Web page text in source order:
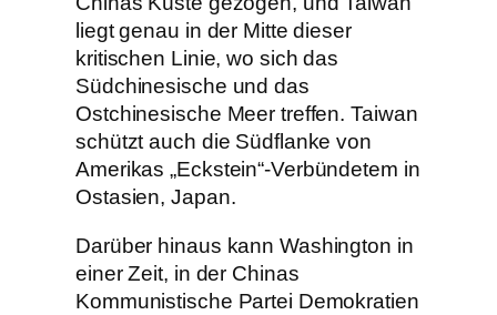
liegt genau in der Mitte dieser
kritischen Linie, wo sich das
Südchinesische und das
Ostchinesische Meer treffen. Taiwan
schützt auch die Südflanke von
Amerikas „Eckstein“-Verbündetem in
Ostasien, Japan.
Darüber hinaus kann Washington in
einer Zeit, in der Chinas
Kommunistische Partei Demokratien